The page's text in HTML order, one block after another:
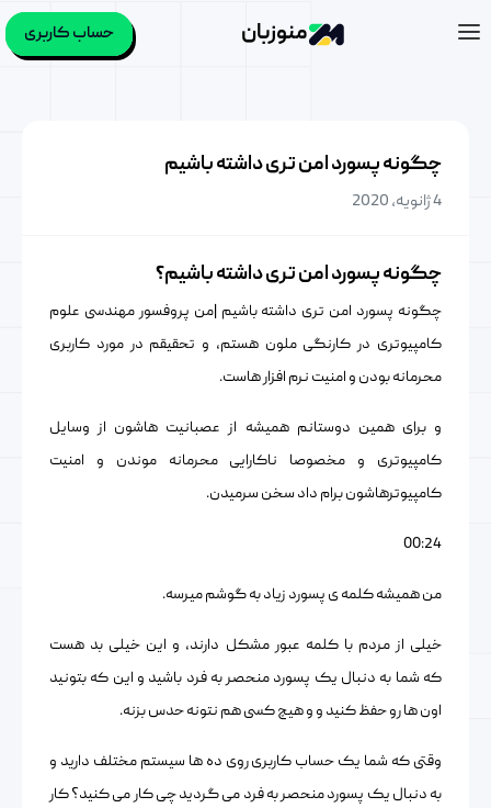
منوزبان حساب کاربری
چگونه پسورد امن تری داشته باشیم
4 ژانویه, 2020
چگونه پسورد امن تری داشته باشیم؟
چگونه پسورد امن تری داشته باشیم |من پروفسور مهندسی علوم
کامپیوتری در کارنگی ملون هستم، و تحقیقم در مورد کاربری
محرمانه بودن و امنیت نرم افزار هاست.
و برای همین دوستانم همیشه از عصبانیت هاشون از وسایل
کامپیوتری و مخصوصا ناکارایی محرمانه موندن و امنیت
کامپیوترهاشون برام داد سخن سرمیدن.
00:24
من همیشه کلمه ی پسورد زیاد به گوشم میرسه.
خیلی از مردم با کلمه عبور مشکل دارند، و این خیلی بد هست
که شما به دنبال یک پسورد منحصر به فرد باشید و این که بتونید
اون ها رو حفظ کنید و و هیچ کسی هم نتونه حدس بزنه.
وقتی که شما یک حساب کاربری روی ده ها سیستم مختلف دارید و
به دنبال یک پسورد منحصر به فرد می گردید چی کار می کنید؟ کار